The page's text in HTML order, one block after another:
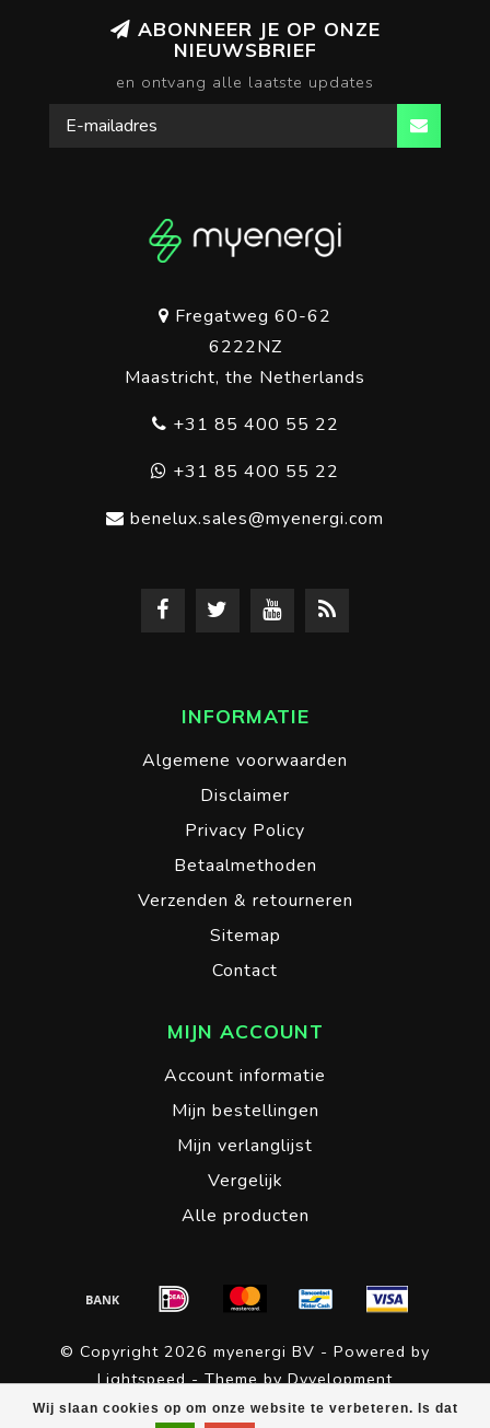
Wij slaan cookies op om onze website te verbeteren. Is dat
ABONNEER JE OP ONZE
NIEUWSBRIEF
en ontvang alle laatste updates
Fregatweg 60-62
6222NZ
Maastricht, the Netherlands
+31 85 400 55 22
+31 85 400 55 22
benelux.sales@myenergi.com
INFORMATIE
Algemene voorwaarden
Disclaimer
Privacy Policy
Betaalmethoden
Verzenden & retourneren
Sitemap
Contact
MIJN ACCOUNT
Account informatie
Mijn bestellingen
Mijn verlanglijst
Vergelijk
Alle producten
© Copyright 2026 myenergi BV - Powered by
Lightspeed- Theme byDyvelopment